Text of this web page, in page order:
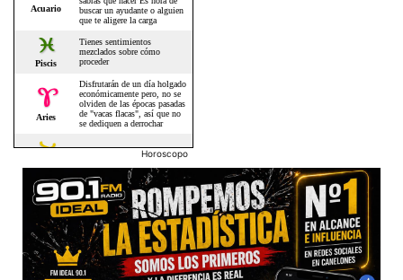
Horoscopo